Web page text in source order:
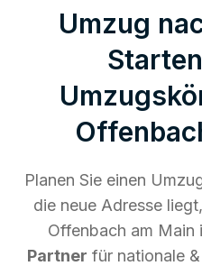
Umzug
Planen Sie einen
die neue Adresse
Offenbach am Main
Partner für nationale